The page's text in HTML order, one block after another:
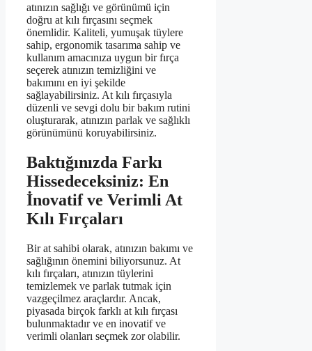
atınızın sağlığı ve görünümü için
doğru at kılı fırçasını seçmek
önemlidir. Kaliteli, yumuşak tüylere
sahip, ergonomik tasarıma sahip ve
kullanım amacınıza uygun bir fırça
seçerek atınızın temizliğini ve
bakımını en iyi şekilde
sağlayabilirsiniz. At kılı fırçasıyla
düzenli ve sevgi dolu bir bakım rutini
oluşturarak, atınızın parlak ve sağlıklı
görünümünü koruyabilirsiniz.
Baktığınızda Farkı
Hissedeceksiniz: En
İnovatif ve Verimli At
Kılı Fırçaları
Bir at sahibi olarak, atınızın bakımı ve
sağlığının önemini biliyorsunuz. At
kılı fırçaları, atınızın tüylerini
temizlemek ve parlak tutmak için
vazgeçilmez araçlardır. Ancak,
piyasada birçok farklı at kılı fırçası
bulunmaktadır ve en inovatif ve
verimli olanları seçmek zor olabilir.